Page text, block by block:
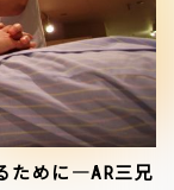
ために―AR三兄